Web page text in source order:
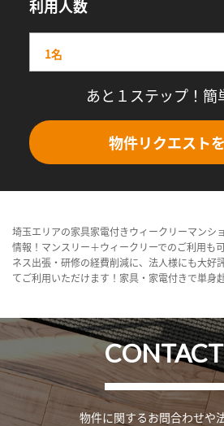
利用人数
あと１ステップ！簡
物件リクエスト
埼玉エリアの家具家電付きウィークリーマンシ
情報！マンスリー＋ウィークリーでのご利用も
ネス出張・研修の経費削減に、法人様にも大好
てご利用いただけます！家具・家電付きで単身
物件に関するお問合わせや